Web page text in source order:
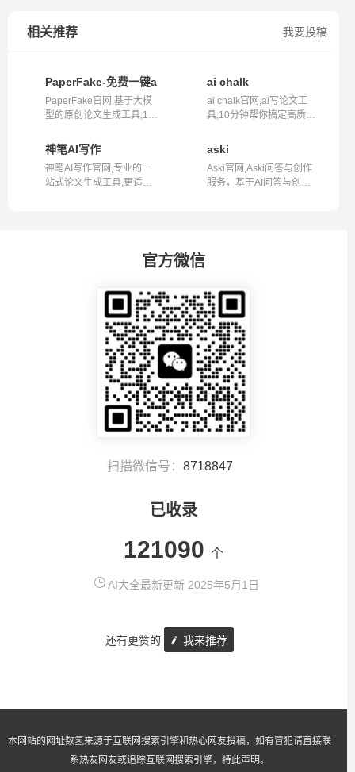
我要投稿
相关推荐
PaperFake-免费一键ai论文
PaperFake官网,基于大模
型的原创论文生成工具,10
ai chalk
ai chalk官网,ai写论文工
具,10分钟帮你搞定高质量
神笔AI写作
神笔AI写作官网,专业的一
站式论文生成工具,更适合
aski
Aski官网,Aski问答与创作
服务，基于AI问答与创作
官方微信
扫描微信号： 8718847
已收录
121090 个
AI大全最新更新 2025年5月1日
还有更赞的 我来推荐
本网站的网址数氢来源于互联网搜索引擎和热心网友投稿，如有冒犯请直接联
系热友网友或追踪互联网搜索引擎，特此声明。